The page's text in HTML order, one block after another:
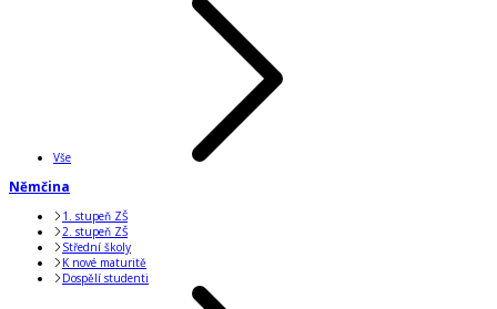
Vše
Němčina
1. stupeň ZŠ
2. stupeň ZŠ
Střední školy
K nové maturitě
Dospělí studenti